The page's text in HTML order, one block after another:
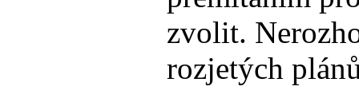
zvolit.
rozjetých